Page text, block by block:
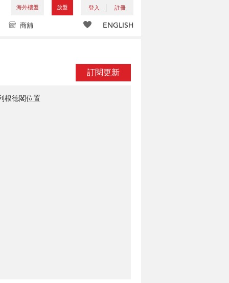
海外樓盤 放盤 登入 註冊
ENGLISH
商舖
訂閱更新
根德閣位置